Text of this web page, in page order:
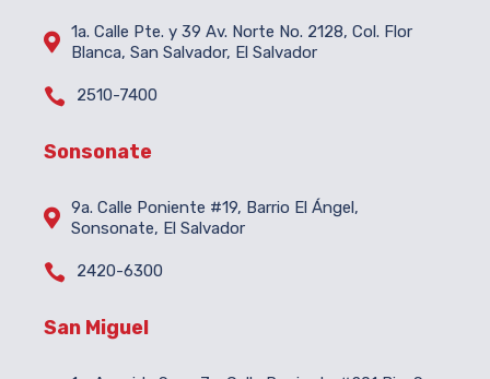
 1a. Calle Pte. y 39 Av. Norte No. 2128, Col. Flor
Blanca, San Salvador, El Salvador
 2510-7400
Sonsonate
 9a. Calle Poniente #19, Barrio El Ángel,
Sonsonate, El Salvador
 2420-6300
San Miguel